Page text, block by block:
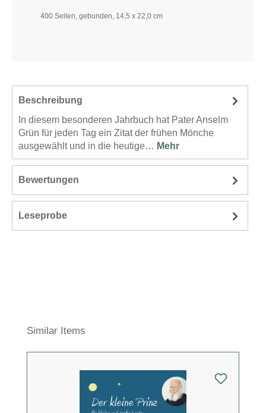
400 Seiten, gebunden, 14,5 x 22,0 cm
Beschreibung
In diesem besonderen Jahrbuch hat Pater Anselm
Grün für jeden Tag ein Zitat der frühen Mönche
ausgewählt und in die heutige… Mehr
Bewertungen
Leseprobe
Produktgalerie überspringen
Similar Items